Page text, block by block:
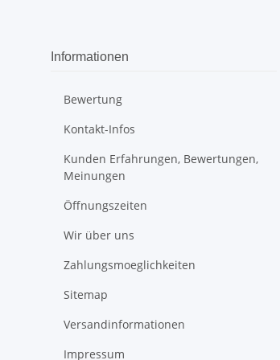
Informationen
Bewertung
Kontakt-Infos
Kunden Erfahrungen, Bewertungen,
Meinungen
Öffnungszeiten
Wir über uns
Zahlungsmoeglichkeiten
Sitemap
Versandinformationen
Impressum